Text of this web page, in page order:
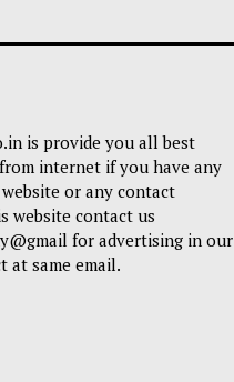
is provide you all best
internet if you have any
or any contact
website contact us
for advertising in our
at same email.